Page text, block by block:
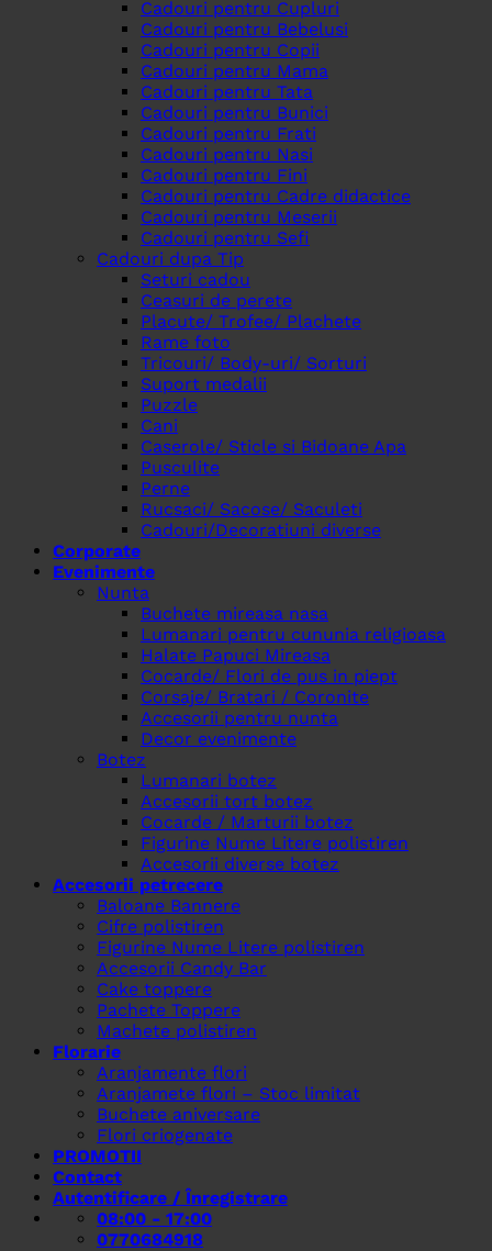
Cadouri pentru Cupluri
Cadouri pentru Bebelusi
Cadouri pentru Copii
Cadouri pentru Mama
Cadouri pentru Tata
Cadouri pentru Bunici
Cadouri pentru Frati
Cadouri pentru Nasi
Cadouri pentru Fini
Cadouri pentru Cadre didactice
Cadouri pentru Meserii
Cadouri pentru Sefi
Cadouri dupa Tip
Seturi cadou
Ceasuri de perete
Placute/ Trofee/ Plachete
Rame foto
Tricouri/ Body-uri/ Sorturi
Suport medalii
Puzzle
Cani
Caserole/ Sticle si Bidoane Apa
Pusculite
Perne
Rucsaci/ Sacose/ Saculeti
Cadouri/Decoratiuni diverse
Corporate
Evenimente
Nunta
Buchete mireasa nasa
Lumanari pentru cununia religioasa
Halate Papuci Mireasa
Cocarde/ Flori de pus in piept
Corsaje/ Bratari / Coronite
Accesorii pentru nunta
Decor evenimente
Botez
Lumanari botez
Accesorii tort botez
Cocarde / Marturii botez
Figurine Nume Litere polistiren
Accesorii diverse botez
Accesorii petrecere
Baloane Bannere
Cifre polistiren
Figurine Nume Litere polistiren
Accesorii Candy Bar
Cake toppere
Pachete Toppere
Machete polistiren
Florarie
Aranjamente flori
Aranjamete flori – Stoc limitat
Buchete aniversare
Flori criogenate
PROMOTII
Contact
Autentificare / Înregistrare
08:00 - 17:00
0770684918